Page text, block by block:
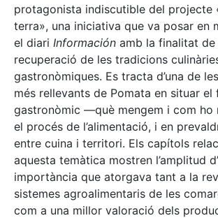
protagonista indiscutible del projecte
terra», una iniciativa que va posar en
el diari Información amb la finalitat
recuperació de les tradicions
gastronòmiques. Es tracta d’una de
més rellevants de Pomata en situar el
gastronòmic —què mengem i com
el procés de l’alimentació, i en
entre cuina i territori. Els capítols
aquesta temàtica mostren l’amplitud
importància que atorgava tant a la
sistemes agroalimentaris de les
com a una millor valoració dels